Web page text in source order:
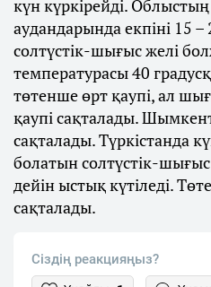
күн күркірейді.
аудандарында екпіні 15
солтүстік-шығыс желі
температурасы 40
төтенше өрт қаупі, ал
қаупі сақталады.
сақталады. Түркістанда
болатын солтүстік-
дейін ыстық күтіледі.
сақталады.
Сіздің реакцияңыз?